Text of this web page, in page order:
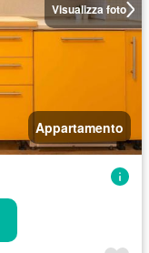
Visualizza foto
Appartamento